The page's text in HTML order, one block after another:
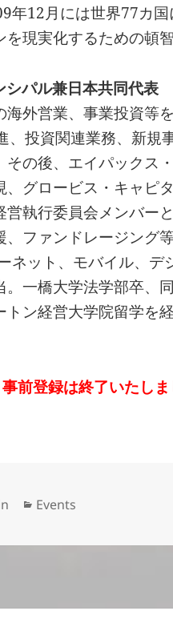
年12月には世界77カ
現実化するための頓
パル兼日本共同代表
外営業、事業投資等
、投資関連業務、新規
その後、エイパックス
、グロービス・キャピ
営執行委員会メンバー
ファンドレージング
ネット、モバイル、
。一橋大学法学部卒、
トン経営大学院留学を
事前登録は終了いたしま
Categories
Events